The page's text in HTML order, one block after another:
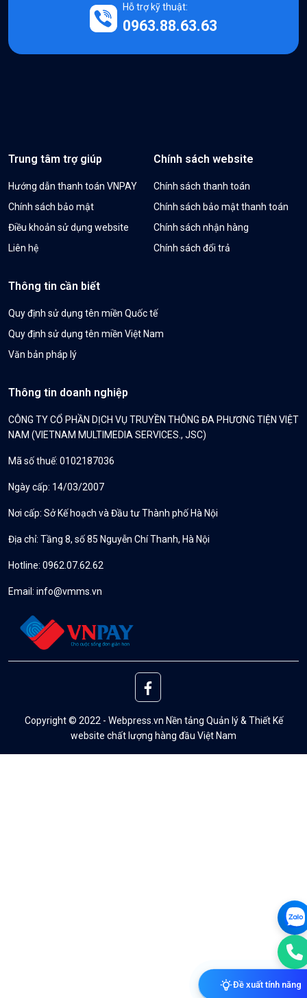
Hỗ trợ kỹ thuật:
0963.88.63.63
Trung tâm trợ giúp
Hướng dẫn thanh toán VNPAY
Chính sách bảo mật
Điều khoản sử dụng website
Liên hệ
Chính sách website
Chính sách thanh toán
Chính sách bảo mật thanh toán
Chính sách nhận hàng
Chính sách đổi trả
Thông tin cần biết
Quy định sử dụng tên miền Quốc tế
Quy định sử dụng tên miền Việt Nam
Văn bản pháp lý
Thông tin doanh nghiệp
CÔNG TY CỔ PHẦN DỊCH VỤ TRUYỀN THÔNG ĐA PHƯƠNG TIỆN VIỆT
NAM (VIETNAM MULTIMEDIA SERVICES., JSC)
Mã số thuế: 0102187036
Ngày cấp: 14/03/2007
Nơi cấp: Sở Kế hoạch và Đầu tư Thành phố Hà Nội
Địa chỉ: Tầng 8, số 85 Nguyễn Chí Thanh, Hà Nội
Hotline: 0962.07.62.62
Email: info@vmms.vn
Copyright © 2022 - Webpress.vn Nền tảng Quản lý & Thiết Kế
website chất lượng hàng đầu Việt Nam
Đề xuất tính năng